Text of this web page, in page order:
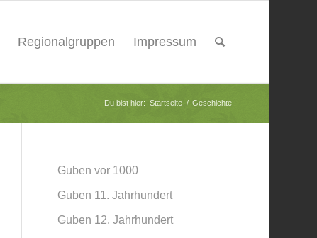
Regionalgruppen Impressum
Du bist hier: Startseite / Geschichte
Guben vor 1000
Guben 11. Jahrhundert
Guben 12. Jahrhundert